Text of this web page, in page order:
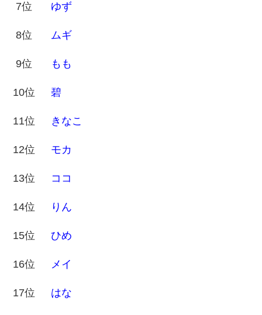
7位 ゆず
8位 ムギ
9位 もも
10位 碧
11位 きなこ
12位 モカ
13位 ココ
14位 りん
15位 ひめ
16位 メイ
17位 はな